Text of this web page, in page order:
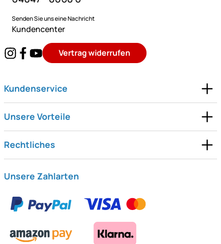
Senden Sie uns eine Nachricht
Kundencenter
Vertrag widerrufen
Kundenservice
Unsere Vorteile
Rechtliches
Unsere Zahlarten